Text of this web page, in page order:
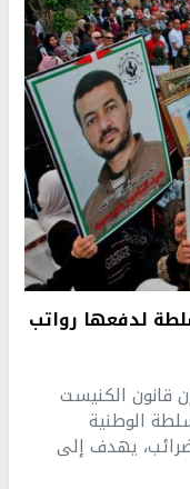
لدفعها رواتب
قانون الكنيست
الوطنية
يهدف إلى